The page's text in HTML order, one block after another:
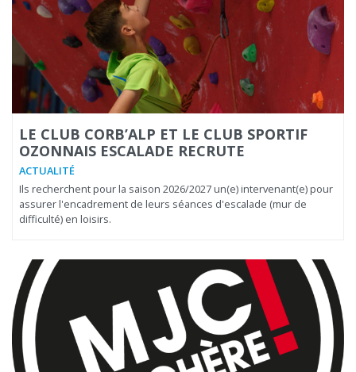
LE CLUB CORB’ALP ET LE CLUB SPORTIF
OZONNAIS ESCALADE RECRUTE
ACTUALITÉ
Ils recherchent pour la saison 2026/2027 un(e) intervenant(e) pour
assurer l'encadrement de leurs séances d'escalade (mur de
difficulté) en loisirs.